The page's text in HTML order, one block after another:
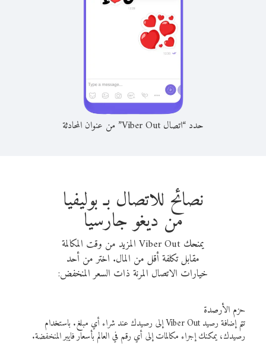
حدد “اتصال Viber Out” من عنوان المحادثة
نصائح للاتصال بـ بوليفيا
من ديغو جارسيا
يمنحك Viber Out المزيد من وقت المكالمة
مقابل تكلفة أقل من المال. اختر من أحد
خيارات الاتصال المرنة ذات السعر المنخفض:
حزم الأرصدة
تتم إضافة رصيد Viber Out إلى رصيدك عند شراء أي مبلغ. باستخدام
رصيدك، يمكنك إجراء مكالمات إلى أي رقم في العالم بأسعار فايبر المنخفضة.